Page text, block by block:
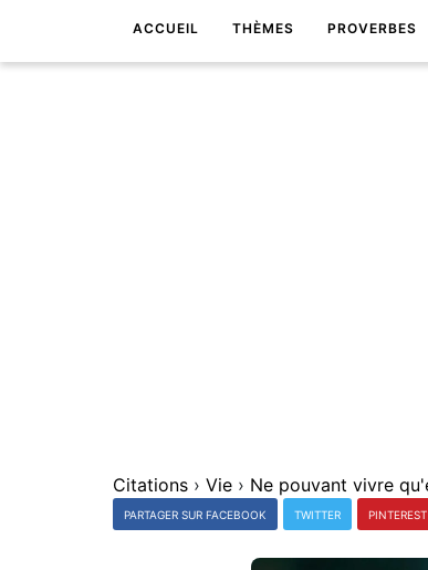
ACCUEIL THÈMES PROVERBES
Citations › Vie ›
PARTAGER SUR FACEBOOK TWITTER PINTEREST